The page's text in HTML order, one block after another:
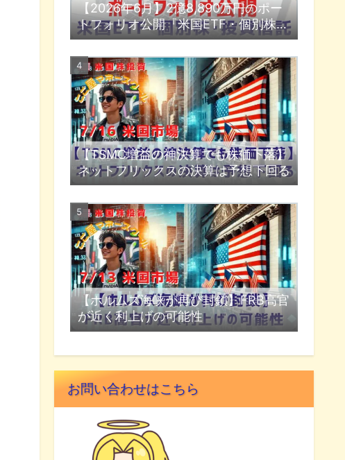
【2026年6月】2億8,890万円のポー
トフォリオ公開『米国ETF・個別株・
投資信託』
【TSMC増益の神決算でも株価下落】
ネットフリックスの決算は予想下回る
【ホルムズ海峡が再び封鎖】FRB高官
が近く利上げの可能性
お問い合わせはこちら